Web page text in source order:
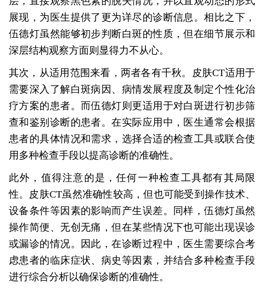
展现，为医生提供了更为详尽的诊断信息。相比之下，
伍德灯虽然能够初步判断白斑的性质，但在细节展示和
深层结构观察方面则显得力不从心。
其次，从适用范围来看，两者各有千秋。皮肤CT适用于
需要深入了解白斑病因、病情发展程度及制定个性化治
疗方案的患者。而伍德灯则更适用于对白斑进行初步筛
查和鉴别诊断的患者。在实际应用中，医生通常会根据
患者的具体情况和需求，选择合适的检查工具或联合使
用多种检查手段以提高诊断的准确性。
此外，值得注意的是，任何一种检查工具都有其局限
性。皮肤CT虽然准确性较高，但也可能受到操作技术、
设备条件等因素的影响而产生误差。同样，伍德灯虽然
操作简便、无创无痛，但在某些情况下也可能出现误诊
或漏诊的情况。因此，在诊断过程中，医生需要综合考
虑患者的临床症状、病史等因素，并结合多种检查手段
进行综合分析以确保诊断的准确性。